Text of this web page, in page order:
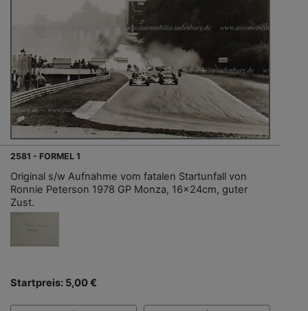
2581 - FORMEL 1
Original s/w Aufnahme vom fatalen Startunfall von
Ronnie Peterson 1978 GP Monza, 16x24cm, guter
Zust.
Startpreis: 5,00 €